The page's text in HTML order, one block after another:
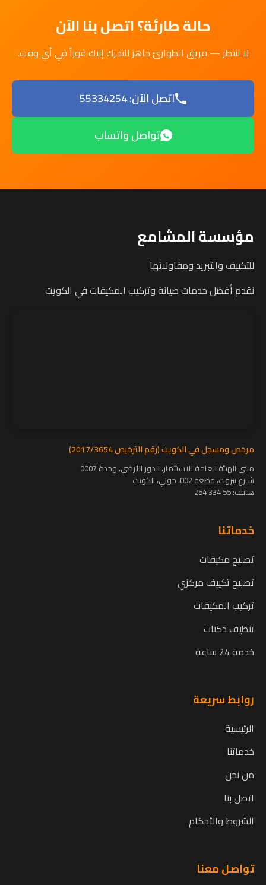
حالة طارئة؟ اتصل بنا الآن
لا تنتظر — فريق الطوارئ جاهز للتحرك إليك فوراً في أي وقت.
اتصل الآن: 55334254
تواصل واتساب
مؤسسة المشامع
للتكييف والتبريد ومقاولاتها
نقدم أفضل خدمات صيانة وتركيب المكيفات في الكويت
مرخص ومسجل في الكويت (رقم الترخيص 2017/3654)
مبنى الهيئة العامة للاستثمار، الدور الأرضي، وحدة 0007
شارع بيروت، قطعة 002، حولي، الكويت
هاتف:55 334 254
خدماتنا
تصليح مكيفات
تصليح تكييف مركزي
تركيب المكيفات
تنظيف دكتات
خدمة 24 ساعة
روابط سريعة
الرئيسية
خدماتنا
من نحن
اتصل بنا
الشروط والأحكام
تواصل معنا